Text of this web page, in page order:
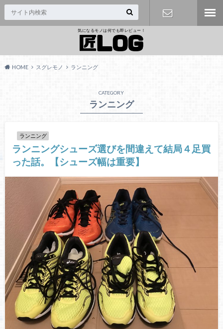
気になるモノは何でも即レビュー！
HOME スグレモノ ランニング
CATEGORY
ランニング
ランニング
ランニングシューズ選びを間違えて結局４足買
った話。【シューズ幅は重要】